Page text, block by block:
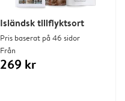
Isländsk tillflyktsort
Pris baserat på 46 sidor
Från
269 kr